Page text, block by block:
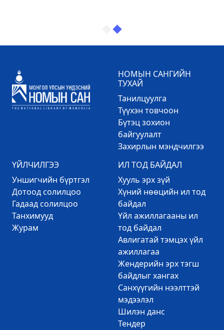
НОМЫН САНГИЙН
ТУХАЙ
Танилцуулга
Түүхэн товчоон
Бүтэц зохион
байгуулалт
Захирлын мэндчилгээ
ҮЙЛЧИЛГЭЭ
Уншигчийн бүртгэл
Дотоод солилцоо
Гадаад солилцоо
Танхимууд
Журам
ИЛ ТОД БАЙДАЛ
Хууль эрх зүй
Хүний нөөцийн ил тод
байдал
Үйл ажиллагааны ил
тод байдал
Авлигатай тэмцэх үйл
ажиллагаа
Жендерийн эрх тэгш
байдлыг хангах
Санхүүгийн нээлттэй
мэдээлэл
Шилэн данс
Тендер